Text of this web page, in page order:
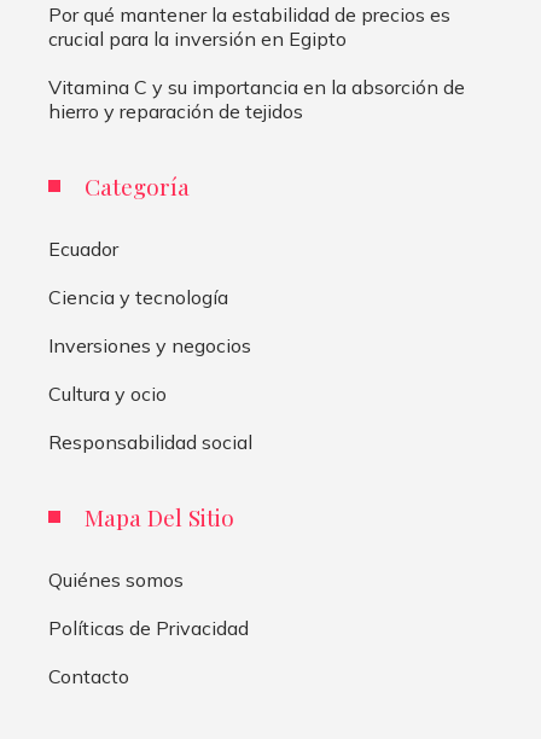
Por qué mantener la estabilidad de precios es
crucial para la inversión en Egipto
Vitamina C y su importancia en la absorción de
hierro y reparación de tejidos
Categoría
Ecuador
Ciencia y tecnología
Inversiones y negocios
Cultura y ocio
Responsabilidad social
Mapa Del Sitio
Quiénes somos
Políticas de Privacidad
Contacto